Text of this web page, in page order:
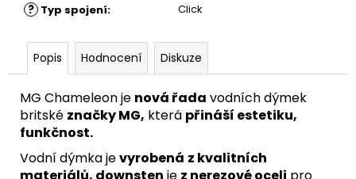
? Typ spojení: Click
Popis Hodnocení Diskuze
MG Chameleon je nová řada vodních dýmek
britské značky MG, která přináší estetiku,
funkčnost.
Vodní dýmka jevyrobená z kvalitních